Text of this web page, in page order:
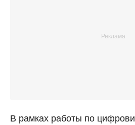
В рамках работы по